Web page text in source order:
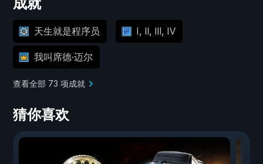
天生就是程序员 Ⅰ, Ⅱ, Ⅲ, Ⅳ
我叫席德·迈尔
查看全部 73 项成就
猜你喜欢